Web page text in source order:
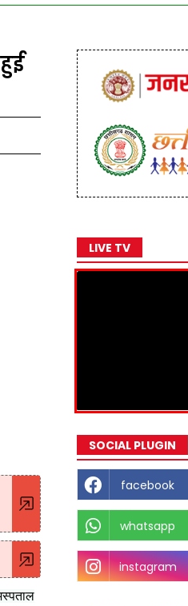
LIVE TV
SOCIAL PLUGIN
facebook
whatsapp
instagram